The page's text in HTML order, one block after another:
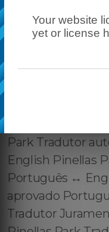
Your website
yet or license